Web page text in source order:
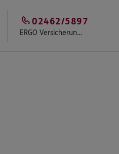
ERGO Versicherung Andreas Esser
02462/5897